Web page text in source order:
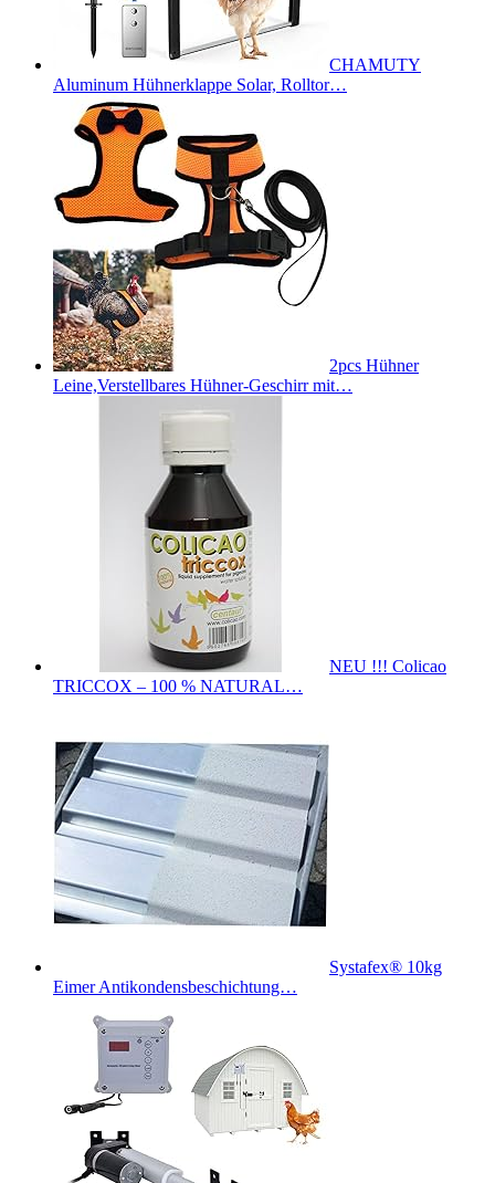
CHAMUTY
Aluminum Hühnerklappe Solar, Rolltor…
2pcs Hühner
Leine,Verstellbares Hühner-Geschirr mit…
NEU !!! Colicao
TRICCOX – 100 % NATURAL…
Systafex® 10kg
Eimer Antikondensbeschichtung…